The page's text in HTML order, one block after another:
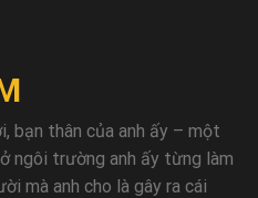
bạn thân của anh ấy – một
ngôi trường anh ấy từng làm
mà anh cho là gây ra cái